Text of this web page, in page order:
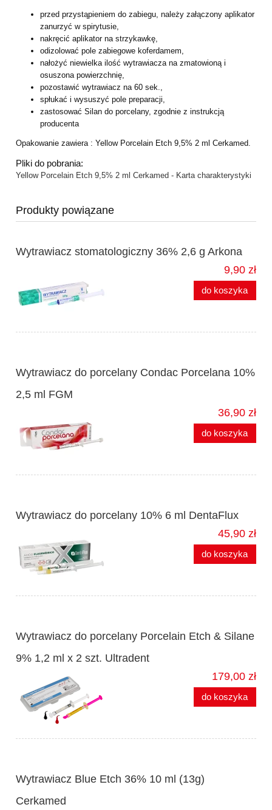
przed przystąpieniem do zabiegu, należy załączony aplikator
zanurzyć w spirytusie,
nakręcić aplikator na strzykawkę,
odizolować pole zabiegowe koferdamem,
nałożyć niewielka ilość wytrawiacza na zmatowioną i
osuszona powierzchnię,
pozostawić wytrawiacz na 60 sek.,
spłukać i wysuszyć pole preparacji,
zastosować Silan do porcelany, zgodnie z instrukcją
producenta
Opakowanie zawiera : Yellow Porcelain Etch 9,5% 2 ml Cerkamed.
Pliki do pobrania:
Yellow Porcelain Etch 9,5% 2 ml Cerkamed - Karta charakterystyki
Produkty powiązane
Wytrawiacz stomatologiczny 36% 2,6 g Arkona
9,90 zł
do koszyka
Wytrawiacz do porcelany Condac Porcelana 10%
2,5 ml FGM
36,90 zł
do koszyka
Wytrawiacz do porcelany 10% 6 ml DentaFlux
45,90 zł
do koszyka
Wytrawiacz do porcelany Porcelain Etch & Silane
9% 1,2 ml x 2 szt. Ultradent
179,00 zł
do koszyka
Wytrawiacz Blue Etch 36% 10 ml (13g)
Cerkamed